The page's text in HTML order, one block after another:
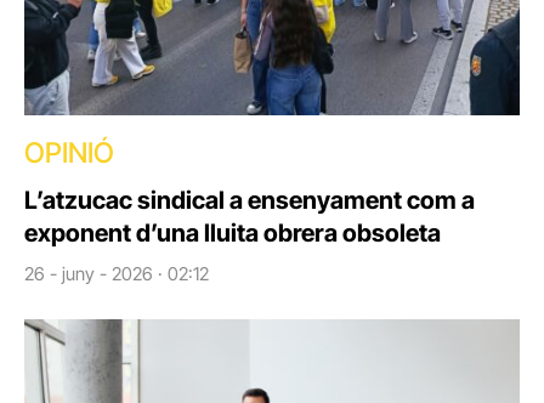
OPINIÓ
L’atzucac sindical a ensenyament com a
exponent d’una lluita obrera obsoleta
26 - juny - 2026 · 02:12